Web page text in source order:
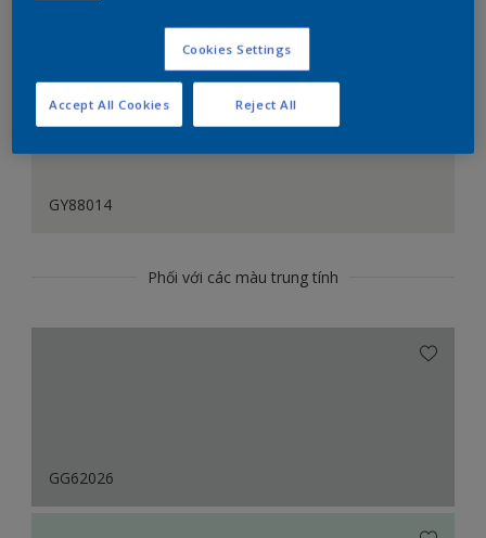
GY88014
Phối với các màu trung tính
GG62026
Cookies Settings
Reject All
Accept All Cookies